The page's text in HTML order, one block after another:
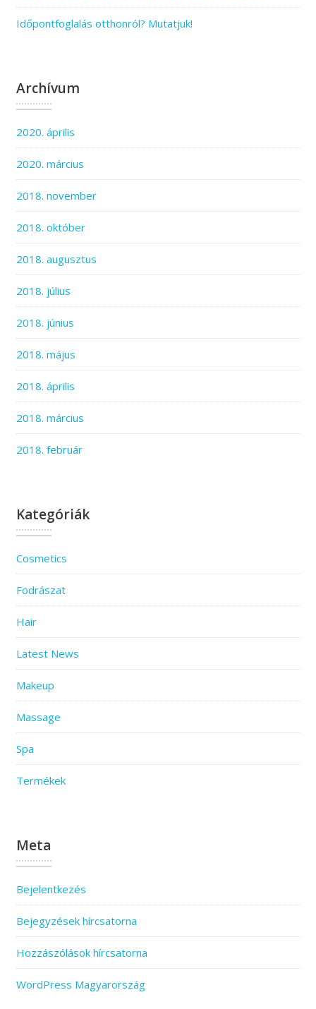
Időpontfoglalás otthonról? Mutatjuk!
Archívum
2020. április
2020. március
2018. november
2018. október
2018. augusztus
2018. július
2018. június
2018. május
2018. április
2018. március
2018. február
Kategóriák
Cosmetics
Fodrászat
Hair
Latest News
Makeup
Massage
Spa
Termékek
Meta
Bejelentkezés
Bejegyzések hírcsatorna
Hozzászólások hírcsatorna
WordPress Magyarország